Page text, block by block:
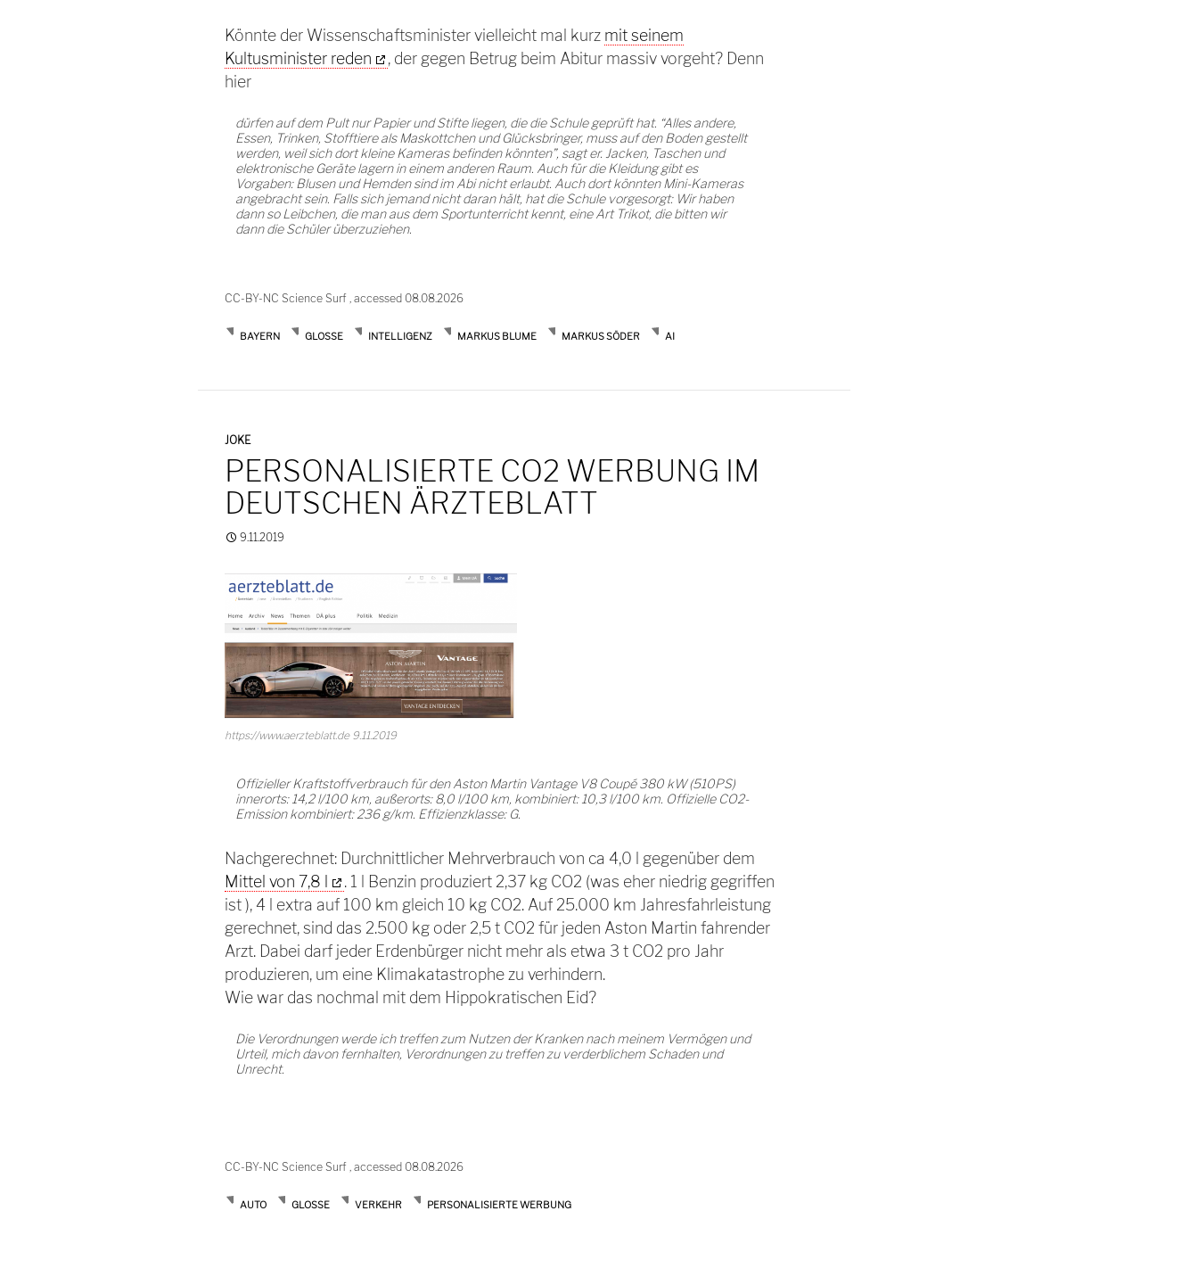
Könnte der Wissenschaftsminister vielleicht mal kurz mit seinem
Kultusminister reden
, der gegen Betrug beim Abitur massiv vorgeht? Denn
hier
dürfen auf dem Pult nur Papier und Stifte liegen, die die Schule geprüft hat. “Alles andere,
Essen, Trinken, Stofftiere als Maskottchen und Glücksbringer, muss auf den Boden gestellt
werden, weil sich dort kleine Kameras befinden könnten”, sagt er. Jacken, Taschen und
elektronische Geräte lagern in einem anderen Raum. Auch für die Kleidung gibt es
Vorgaben: Blusen und Hemden sind im Abi nicht erlaubt. Auch dort könnten Mini-Kameras
angebracht sein. Falls sich jemand nicht daran hält, hat die Schule vorgesorgt: Wir haben
dann so Leibchen, die man aus dem Sportunterricht kennt, eine Art Trikot, die bitten wir
dann die Schüler überzuziehen.
CC-BY-NC Science Surf , accessed 08.08.2026
BAYERN GLOSSE INTELLIGENZ MARKUS BLUME MARKUS SÖDER AI
JOKE
PERSONALISIERTE CO2 WERBUNG IM
DEUTSCHEN ÄRZTEBLATT
9.11.2019
https://www.aerzteblatt.de 9.11.2019
Offizieller Kraftstoffverbrauch für den Aston Martin Vantage V8 Coupé 380 kW (510PS)
innerorts: 14,2 l/100 km, außerorts: 8,0 l/100 km, kombiniert: 10,3 l/100 km. Offizielle CO2-
Emission kombiniert: 236 g/km. Effizienzklasse: G.
Nachgerechnet: Durchnittlicher Mehrverbrauch von ca 4,0 l gegenüber dem
Mittel von 7,8 l
. 1 l Benzin produziert 2,37 kg CO2 (was eher niedrig gegriffen
ist ), 4 l extra auf 100 km gleich 10 kg CO2. Auf 25.000 km Jahresfahrleistung
gerechnet, sind das 2.500 kg oder 2,5 t CO2 für jeden Aston Martin fahrender
Arzt. Dabei darf jeder Erdenbürger nicht mehr als etwa 3 t CO2 pro Jahr
produzieren, um eine Klimakatastrophe zu verhindern.
Wie war das nochmal mit dem Hippokratischen Eid?
Die Verordnungen werde ich treffen zum Nutzen der Kranken nach meinem Vermögen und
Urteil, mich davon fernhalten, Verordnungen zu treffen zu verderblichem Schaden und
Unrecht.
CC-BY-NC Science Surf , accessed 08.08.2026
AUTO GLOSSE VERKEHR PERSONALISIERTE WERBUNG